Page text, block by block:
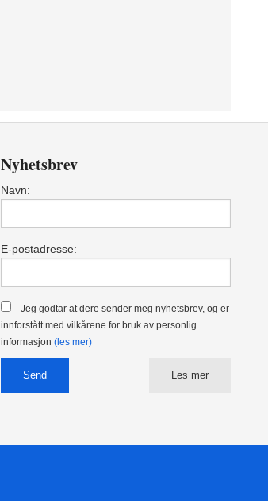
Nyhetsbrev
Navn:
E-postadresse:
Jeg godtar at dere sender meg nyhetsbrev, og er
innforstått med vilkårene for bruk av personlig
informasjon (les mer)
Les mer